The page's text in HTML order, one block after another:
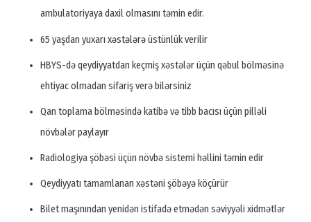
ambulatoriyaya daxil olmasını təmin edir.
65 yaşdan yuxarı xəstələrə üstünlük verilir
HBYS-də qeydiyyatdan keçmiş xəstələr üçün qəbul bölməsinə
ehtiyac olmadan sifariş verə bilərsiniz
Qan toplama bölməsində katibə və tibb bacısı üçün pilləli
növbələr paylayır
Radiologiya şöbəsi üçün növbə sistemi həllini təmin edir
Qeydiyyatı tamamlanan xəstəni şöbəyə köçürür
Bilet maşınından yenidən istifadə etmədən səviyyəli xidmətlər